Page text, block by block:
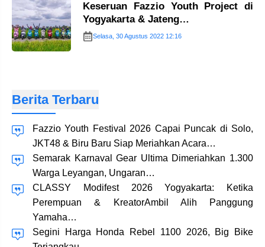
Keseruan Fazzio Youth Project di
Yogyakarta & Jateng…
Selasa, 30 Agustus 2022 12:16
Berita Terbaru
Fazzio Youth Festival 2026 Capai Puncak di Solo,
JKT48 & Biru Baru Siap Meriahkan Acara…
Semarak Karnaval Gear Ultima Dimeriahkan 1.300
Warga Leyangan, Ungaran…
CLASSY Modifest 2026 Yogyakarta: Ketika
Perempuan & KreatorAmbil Alih Panggung
Yamaha…
Segini Harga Honda Rebel 1100 2026, Big Bike